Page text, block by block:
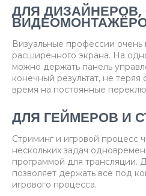
ДЛЯ
Визуальные профессии очень
расширенного экрана. На
можно держать панель
конечный результат, не
время на постоянные
ДЛЯ ГЕЙМЕРОВ И
Стриминг и игровой процесс
нескольких задач
программой для трансляции.
позволяет держать все под
игрового процесса.